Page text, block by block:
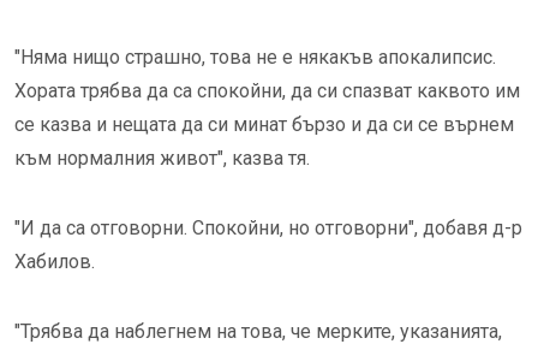
"Няма нищо страшно, това не е някакъв апокалипсис.
Хората трябва да са спокойни, да си спазват каквото им
се казва и нещата да си минат бързо и да си се върнем
към нормалния живот", казва тя.
"И да са отговорни. Спокойни, но отговорни", добавя д-р
Хабилов.
"Трябва да наблегнем на това, че мерките, указанията,